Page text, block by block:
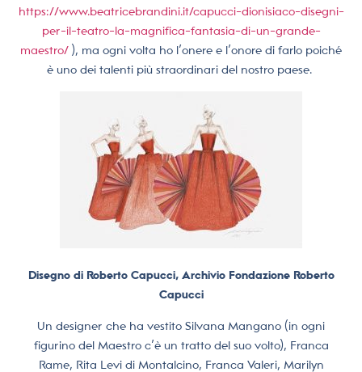
https://www.beatricebrandini.it/capucci-dionisiaco-disegni-
per-il-teatro-la-magnifica-fantasia-di-un-grande-
maestro/ ), ma ogni volta ho l’onere e l’onore di farlo poiché
è uno dei talenti più straordinari del nostro paese.
Disegno di Roberto Capucci, Archivio Fondazione Roberto
Capucci
Un designer che ha vestito Silvana Mangano (in ogni
figurino del Maestro c’è un tratto del suo volto), Franca
Rame, Rita Levi di Montalcino, Franca Valeri, Marilyn